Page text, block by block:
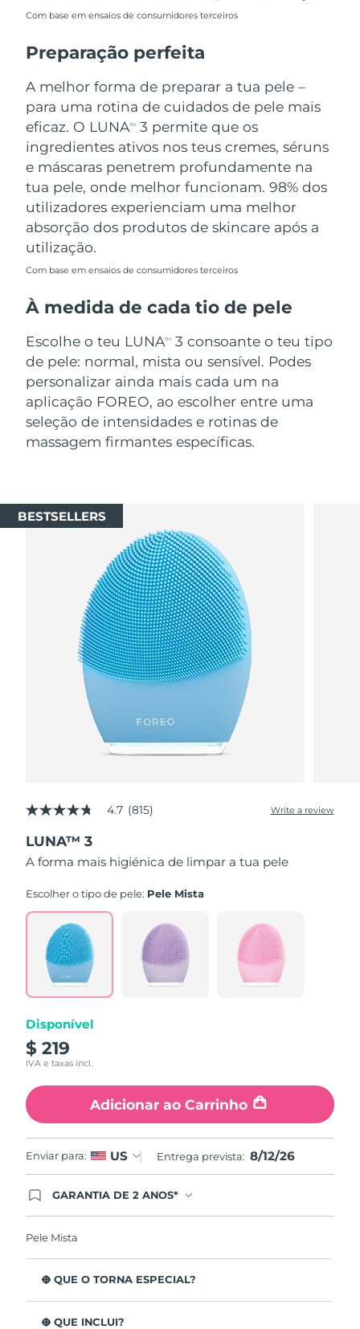
Com base em ensaios de consumidores terceiros
Preparação perfeita
A melhor forma de preparar a tua pele –
para uma rotina de cuidados de pele mais
eficaz. O LUNATM
3 permite que os
ingredientes ativos nos teus cremes, séruns
e máscaras penetrem profundamente na
tua pele, onde melhor funcionam. 98% dos
utilizadores experienciam uma melhor
absorção dos produtos de skincare após a
utilização.
Com base em ensaios de consumidores terceiros
À medida de cada tio de pele
Escolhe o teu LUNATM
3 consoante o teu tipo
de pele: normal, mista ou sensível. Podes
personalizar ainda mais cada um na
aplicação FOREO, ao escolher entre uma
seleção de intensidades e rotinas de
massagem firmantes específicas.
BESTSELLERS
4.7
of
5
stars,
rating
Read
Reviews.
Same
page
link.
4.7 (815) Write a review
LUNA™ 3
A forma mais higiénica de limpar a tua pele
Escolher o tipo de pele: Pele Mista
Disponível
$ 219
IVA e taxas incl.
Adicionar ao Carrinho
Enviar para: US Entrega prevista: 8/12/26
GARANTIA DE 2 ANOS*
significa que se você tiver qualquer problema até
produto gratuitamente.*exceto pelo Luna FOFO
e Luna Play plus cuja garantia é de 90 dias.
Pele Mista
O QUE O TORNA ESPECIAL?
impurezas, sebo e resíduos de maquilhagem da pele.
O QUE INCLUI?